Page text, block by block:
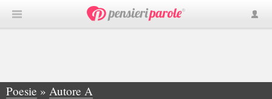
Poesie » Autore A